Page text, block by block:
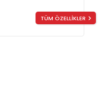
TÜM ÖZELLİKLER